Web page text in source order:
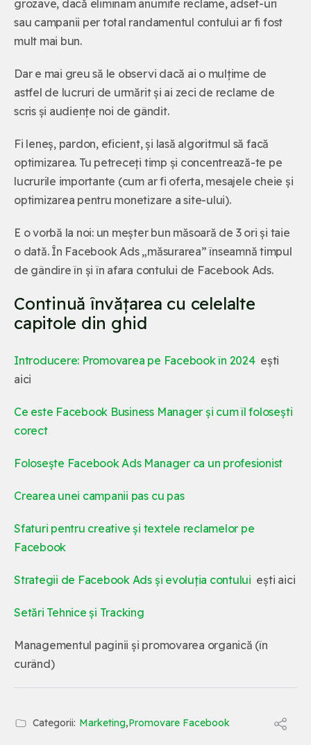
grozave, dacă eliminam anumite reclame, adset-uri
sau campanii per total randamentul contului ar fi fost
mult mai bun.
Dar e mai greu să le observi dacă ai o mulțime de
astfel de lucruri de urmărit și ai zeci de reclame de
scris și audiențe noi de gândit.
Fi leneș, pardon, eficient, și lasă algoritmul să facă
optimizarea. Tu petreceți timp și concentrează-te pe
lucrurile importante (cum ar fi oferta, mesajele cheie și
optimizarea pentru monetizare a site-ului).
E o vorbă la noi: un meșter bun măsoară de 3 ori și taie
o dată. În Facebook Ads „măsurarea” înseamnă timpul
de gândire în și în afara contului de Facebook Ads.
Continuă învățarea cu celelalte
capitole din ghid
Introducere: Promovarea pe Facebook în 2024ești
aici
Ce este Facebook Business Manager și cum îl folosești
corect
Folosește Facebook Ads Manager ca un profesionist
Crearea unei campanii pas cu pas
Sfaturi pentru creative și textele reclamelor pe
Facebook
Strategii de Facebook Ads și evoluția contului ești aici
Setări Tehnice și Tracking
Managementul paginii și promovarea organică (în
curând)
Categorii: Marketing,Promovare Facebook